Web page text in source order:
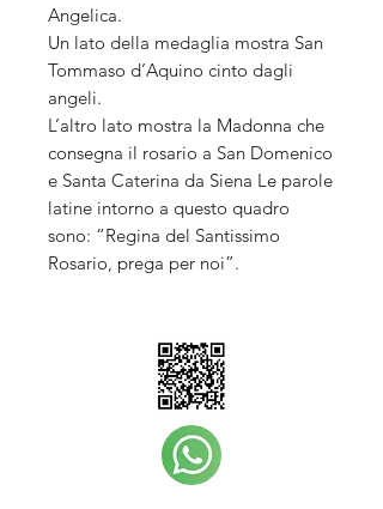
Angelica.
Un lato della medaglia mostra San
Tommaso d’Aquino cinto dagli
angeli.
L’altro lato mostra la Madonna che
consegna il rosario a San Domenico
e Santa Caterina da Siena Le parole
latine intorno a questo quadro
sono: “Regina del Santissimo
Rosario, prega per noi”.